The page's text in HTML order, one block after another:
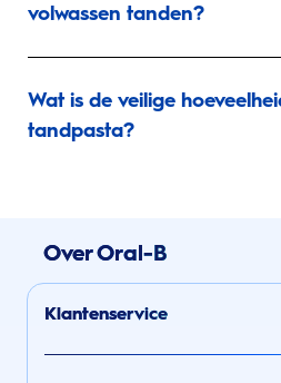
volwassen tanden?
Wat is de veilige
tandpasta?
Over Oral-B
Klantenservice